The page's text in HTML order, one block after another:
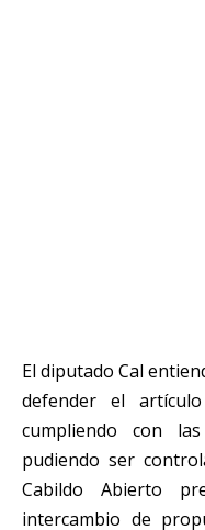
El diputado Cal
defender el
cumpliendo con
pudiendo ser
Cabildo Abierto
intercambio de